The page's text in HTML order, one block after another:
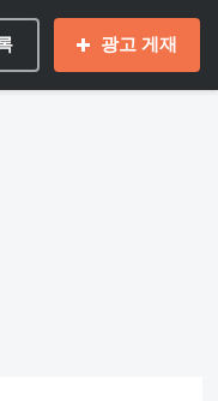
광고 게재